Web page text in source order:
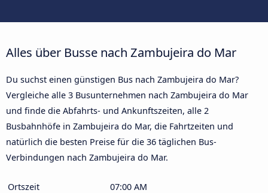
Alles über Busse nach Zambujeira do Mar
Du suchst einen günstigen Bus nach Zambujeira do Mar?
Vergleiche alle 3 Busunternehmen nach Zambujeira do Mar
und finde die Abfahrts- und Ankunftszeiten, alle 2
Busbahnhöfe in Zambujeira do Mar, die Fahrtzeiten und
natürlich die besten Preise für die 36 täglichen Bus-
Verbindungen nach Zambujeira do Mar.
Ortszeit
07:00 AM